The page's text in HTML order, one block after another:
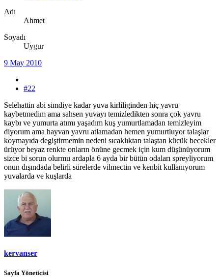
Adı
Ahmet
Soyadı
Uygur
9 May 2010
#22
Selehattin abi simdiye kadar yuva kirliliginden hiç yavru
kaybetmedim ama sahsen yuvayı temizledikten sonra çok yavru
kaybı ve yumurta atımı yaşadım kuş yumurtlamadan temizleyim
diyorum ama hayvan yavru atlamadan hemen yumurtluyor talaşlar
koymayıda degiştirmemin nedeni sıcaklıktan talaştan kücük becekler
ürüyor beyaz renkte onların önüne gecmek için kum düşünüyorum
sizce bi sorun olurmu ardapla 6 ayda bir bütün odaları spreyliyorum
onun dışındada belirli sürelerde vilmectin ve kenbit kullanıyorum
yuvalarda ve kuşlarda
kervanser
Sayfa Yöneticisi